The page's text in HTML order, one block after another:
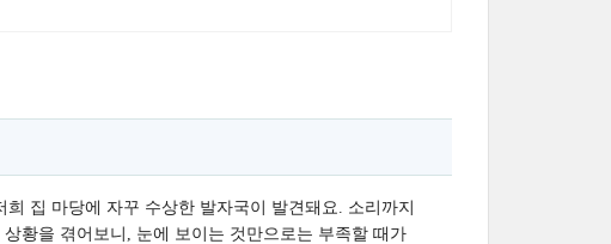
집 마당에 자꾸 수상한 발자국이 발견돼요. 소리까지
황을 겪어보니, 눈에 보이는 것만으로는 부족할 때가